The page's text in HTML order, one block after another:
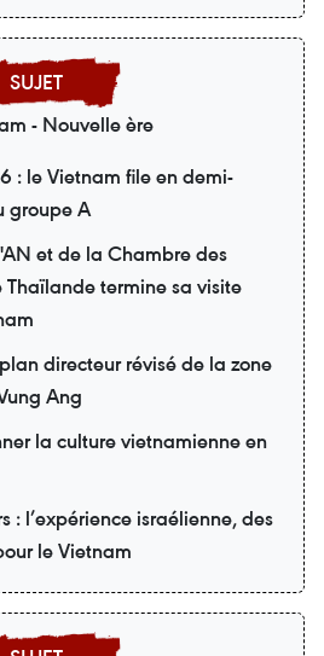
- Nouvelle ère
: le Vietnam file en demi-
groupe A
et de la Chambre des
Thaïlande termine sa visite
directeur révisé de la zone
Ang
la culture vietnamienne en
: l’expérience israélienne, des
le Vietnam